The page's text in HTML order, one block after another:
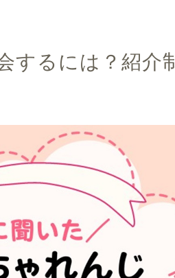
するには？紹介